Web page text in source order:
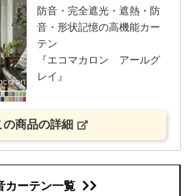
防音・完全遮光・遮熱・防
音・形状記憶の高機能カー
テン
『エコマカロン アールグ
レイ』
の商品の詳細
カーテン一覧